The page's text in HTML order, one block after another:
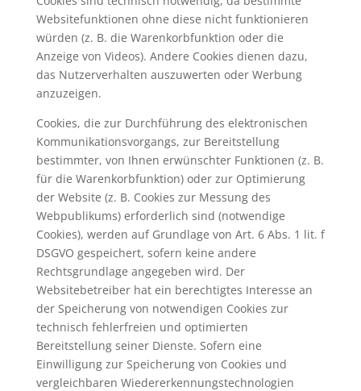
Websitefunktionen ohne diese nicht funktionieren
würden (z. B. die Warenkorbfunktion oder die
Anzeige von Videos). Andere Cookies dienen dazu,
das Nutzerverhalten auszuwerten oder Werbung
anzuzeigen.
Cookies, die zur Durchführung des elektronischen
Kommunikationsvorgangs, zur Bereitstellung
bestimmter, von Ihnen erwünschter Funktionen (z. B.
für die Warenkorbfunktion) oder zur Optimierung
der Website (z. B. Cookies zur Messung des
Webpublikums) erforderlich sind (notwendige
Cookies), werden auf Grundlage von Art. 6 Abs. 1 lit. f
DSGVO gespeichert, sofern keine andere
Rechtsgrundlage angegeben wird. Der
Websitebetreiber hat ein berechtigtes Interesse an
der Speicherung von notwendigen Cookies zur
technisch fehlerfreien und optimierten
Bereitstellung seiner Dienste. Sofern eine
Einwilligung zur Speicherung von Cookies und
vergleichbaren Wiedererkennungstechnologien